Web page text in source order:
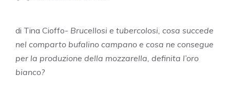
di Tina Cioffo- Brucellosi e tubercolosi, cosa succede
nel comparto bufalino campano e cosa ne consegue
per la produzione della mozzarella, definita l’oro
bianco?